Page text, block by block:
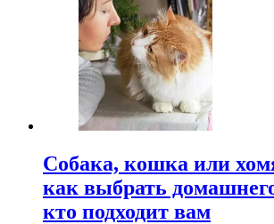
Собака, кошка или
как выбрать
кто подходит вам